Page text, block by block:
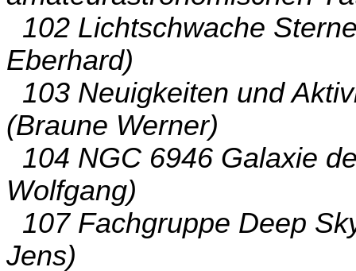
102 Lichtschwache
Eberhard)
103 Neuigkeiten und
(Braune Werner)
104 NGC 6946 Galaxie
Wolfgang)
107 Fachgruppe Deep
Jens)